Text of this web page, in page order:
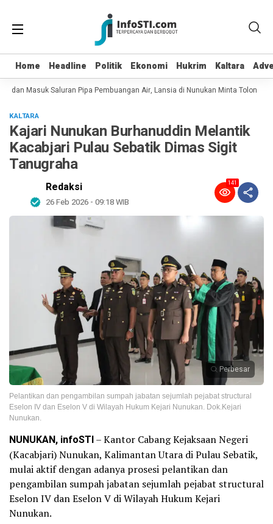
Home Headline Politik Ekonomi Hukrim Kaltara
Home Headline Politik Ekonomi Hukrim Kaltara
dan Masuk Saluran Pipa Pembuangan Air, Lansia di Nunukan Minta Tolong
KALTARA
Kajari Nunukan Burhanuddin Melantik
Kacabjari Pulau Sebatik Dimas Sigit
Tanugraha
Redaksi
26 Feb 2026 - 09:18 WIB
141
Perbesar
Pelantikan dan pengambilan sumpah jabatan sejumlah pejabat structural
Eselon IV dan Eselon V di Wilayah Hukum Kejari Nunukan. Dok.Kejari
Nunukan.
NUNUKAN, infoSTI– Kantor Cabang Kejaksaan Negeri
(Kacabjari) Nunukan, Kalimantan Utara di Pulau Sebatik,
mulai aktif dengan adanya prosesi pelantikan dan
pengambilan sumpah jabatan sejumlah pejabat structural
Eselon IV dan Eselon V di Wilayah Hukum Kejari
Nunukan.